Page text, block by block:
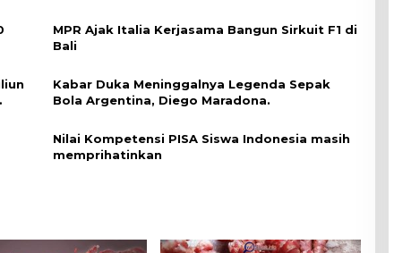
MPR Ajak Italia Kerjasama Bangun Sirkuit F1 di
Bali
Kabar Duka Meninggalnya Legenda Sepak
Bola Argentina, Diego Maradona.
Nilai Kompetensi PISA Siswa Indonesia masih
memprihatinkan